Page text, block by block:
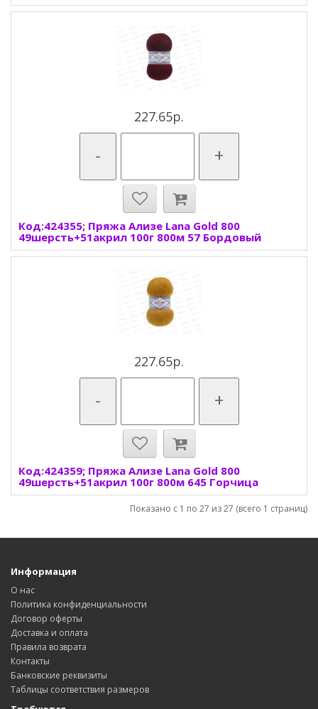
227.65р.
- +
Код:424355; Пряжа Ализе Lana Gold 800
49шерсть+51акрил 100г 800м 57 Бордовый
227.65р.
- +
Код:424359; Пряжа Ализе Lana Gold 800
49шерсть+51акрил 100г 800м 645 Горчица
Показано с 1 по 27 из 27 (всего 1 страниц)
Информация
О нас
Политика конфиденциальности
Договор оферты
Доставка и оплата
Правила возврата
Контакты
Банковские реквизиты
Таблицы соответствия размеров